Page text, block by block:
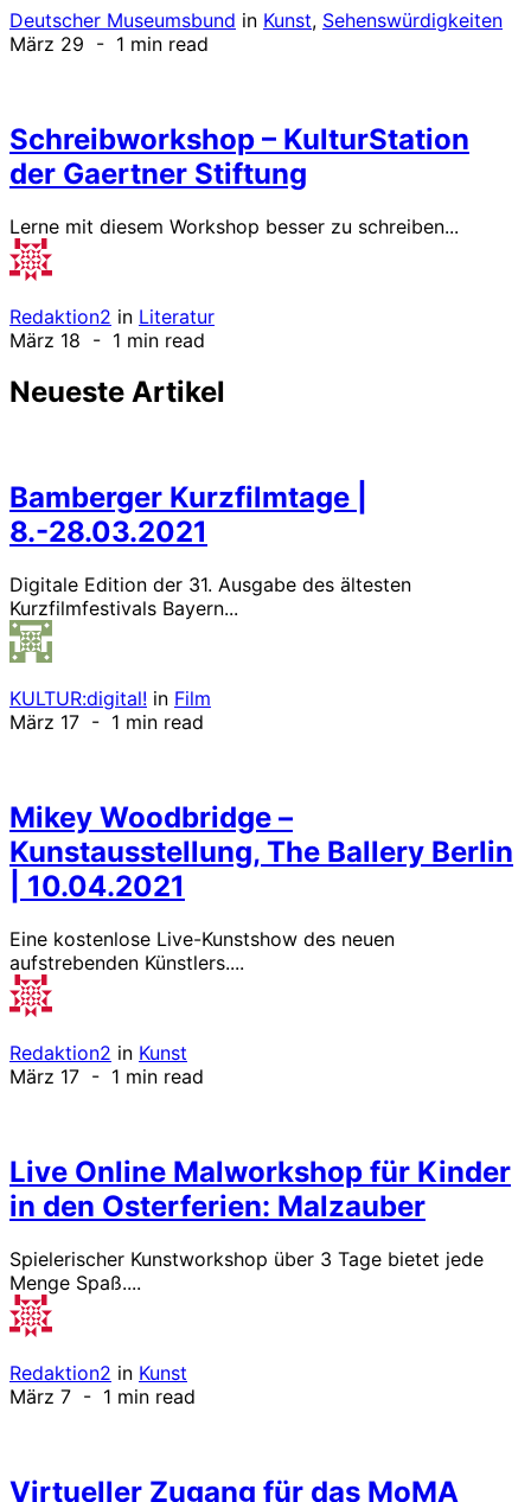
Deutscher Museumsbund in Kunst, Sehenswürdigkeiten
März 29 - 1 min read
Schreibworkshop – KulturStation
der Gaertner Stiftung
Lerne mit diesem Workshop besser zu schreiben...
Redaktion2 in Literatur
März 18 - 1 min read
Neueste Artikel
Bamberger Kurzfilmtage |
8.-28.03.2021
Digitale Edition der 31. Ausgabe des ältesten
Kurzfilmfestivals Bayern...
KULTUR:digital! in Film
März 17 - 1 min read
Mikey Woodbridge –
Kunstausstellung, The Ballery Berlin
| 10.04.2021
Eine kostenlose Live-Kunstshow des neuen
aufstrebenden Künstlers....
Redaktion2 in Kunst
März 17 - 1 min read
Live Online Malworkshop für Kinder
in den Osterferien: Malzauber
Spielerischer Kunstworkshop über 3 Tage bietet jede
Menge Spaß....
Redaktion2 in Kunst
März 7 - 1 min read
Virtueller Zugang für das MoMA